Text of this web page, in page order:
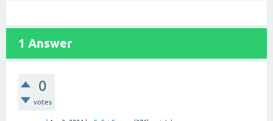
1 Answer
0
votes